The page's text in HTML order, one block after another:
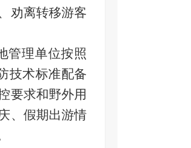
劝离转移游客
管理单位按照
技术标准配备
要求和野外用
、假期出游情